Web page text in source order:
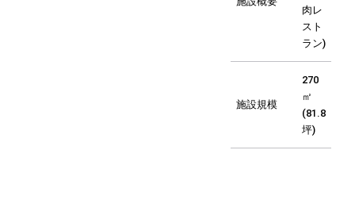
肉レ
スト
ラン)
施設規模
270
㎡
(81.8
坪)